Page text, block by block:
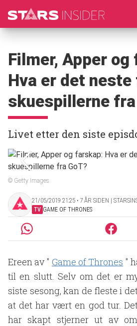
Filmer, Apper
Hva er det neste
skuespillerne fra
Livet etter den siste
© Getty Images
21/05/2019 21:25 ‧ 7 ÅR SIDEN |
TV GAME OF THRONES
Ereen av " Game of Thrones "
til en slutt.Selv om det er
siste sesong, kan de fleste i
at det har vært en god tur.
har skapt stjerner ut av